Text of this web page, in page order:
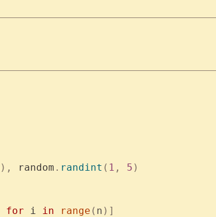
), random . randint ( 1 , 5 )
for i in range ( n )]